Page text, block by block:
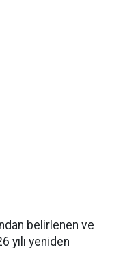
belirlenen ve
yılı yeniden